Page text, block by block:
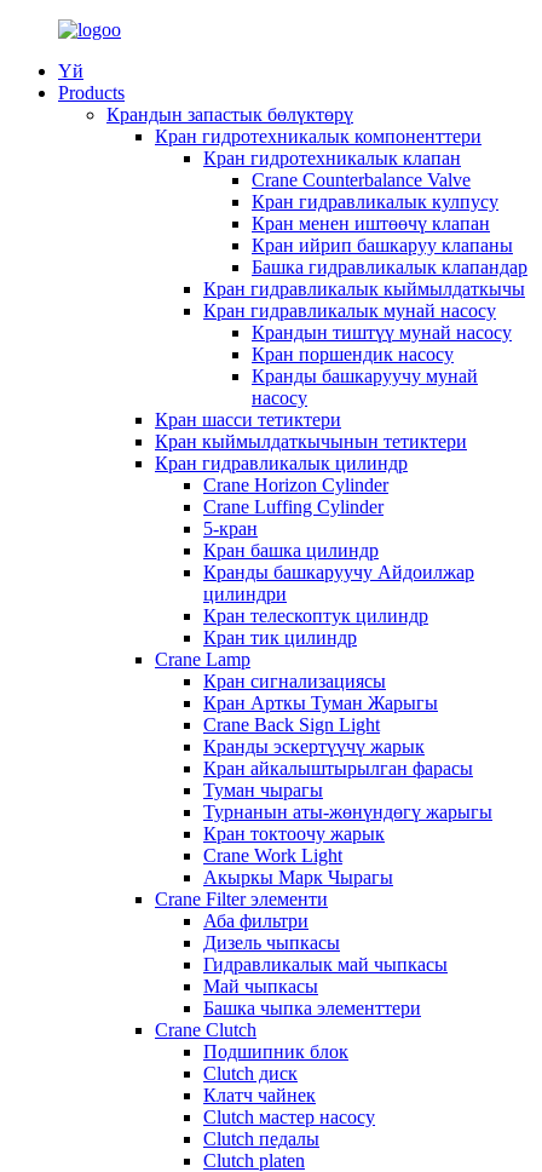
Үй
Products
Крандын запастык бөлүктөрү
Кран гидротехникалык компоненттери
Кран гидротехникалык клапан
Crane Counterbalance Valve
Кран гидравликалык кулпусу
Кран менен иштөөчү клапан
Кран ийрип башкаруу клапаны
Башка гидравликалык клапандар
Кран гидравликалык кыймылдаткычы
Кран гидравликалык мунай насосу
Крандын тиштүү мунай насосу
Кран поршендик насосу
Кранды башкаруучу мунай
насосу
Кран шасси тетиктери
Кран кыймылдаткычынын тетиктери
Кран гидравликалык цилиндр
Crane Horizon Cylinder
Crane Luffing Cylinder
5-кран
Кран башка цилиндр
Кранды башкаруучу Айдоилжар
цилиндри
Кран телескоптук цилиндр
Кран тик цилиндр
Crane Lamp
Кран сигнализациясы
Кран Арткы Туман Жарыгы
Crane Back Sign Light
Кранды эскертүүчү жарык
Кран айкалыштырылган фарасы
Туман чырагы
Турнанын аты-жөнүндөгү жарыгы
Кран токтоочу жарык
Crane Work Light
Акыркы Марк Чырагы
Crane Filter элементи
Аба фильтри
Дизель чыпкасы
Гидравликалык май чыпкасы
Май чыпкасы
Башка чыпка элементтери
Crane Clutch
Подшипник блок
Clutch диск
Клатч чайнек
Clutch мастер насосу
Clutch педалы
Clutch platen